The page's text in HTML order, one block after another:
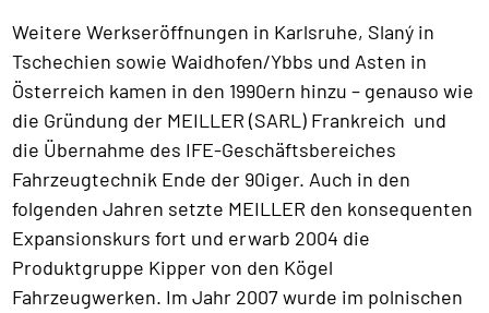
Weitere Werkseröffnungen in Karlsruhe, Slaný in
Tschechien sowie Waidhofen/Ybbs und Asten in
Österreich kamen in den 1990ern hinzu – genauso wie
die Gründung der MEILLER (SARL) Frankreich und
die Übernahme des IFE-Geschäftsbereiches
Fahrzeugtechnik Ende der 90iger. Auch in den
folgenden Jahren setzte MEILLER den konsequenten
Expansionskurs fort und erwarb 2004 die
Produktgruppe Kipper von den Kögel
Fahrzeugwerken. Im Jahr 2007 wurde im polnischen